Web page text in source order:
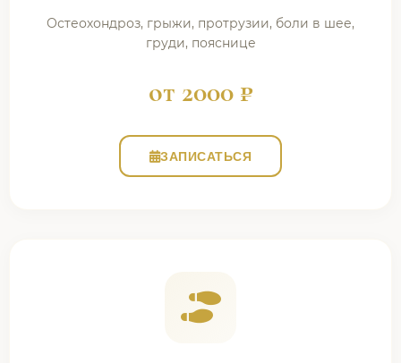
Остеохондроз, грыжи, протрузии, боли в шее,
груди, пояснице
от 2000 ₽
ЗАПИСАТЬСЯ